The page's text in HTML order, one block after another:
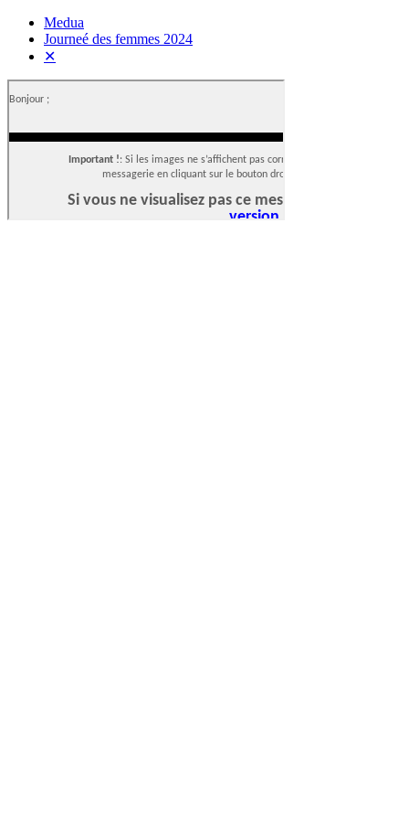
Medua
Journeé des femmes 2024
✕